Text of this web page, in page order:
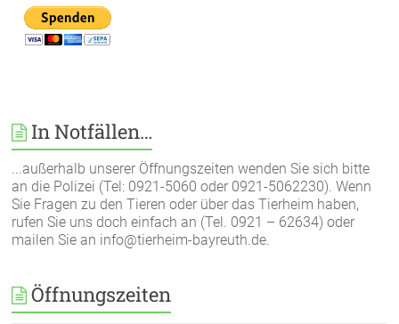
In Notfällen…
...außerhalb unserer Öffnungszeiten wenden Sie sich bitte
an die Polizei (Tel: 0921-5060 oder 0921-5062230). Wenn
Sie Fragen zu den Tieren oder über das Tierheim haben,
rufen Sie uns doch einfach an (Tel. 0921 – 62634) oder
mailen Sie an info@tierheim-bayreuth.de.
Öffnungszeiten